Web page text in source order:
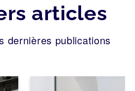
articles
dernières publications